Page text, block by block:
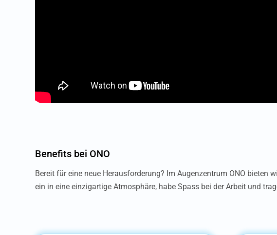
Benefits bei ONO
Bereit für eine neue Herausforderung? Im Augenzentrum ONO
ein in eine einzigartige Atmosphäre, habe Spass bei der Arbeit und